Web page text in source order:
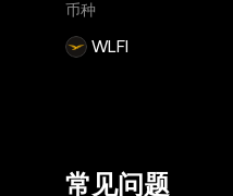
币种
WLFI
常见问题